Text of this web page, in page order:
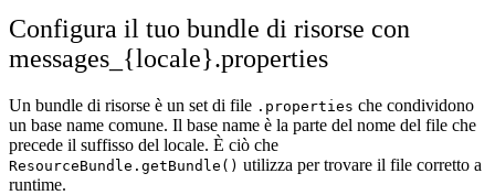
Configura il tuo bundle di risorse con
messages_{locale}.properties
Un bundle di risorse è un set di file .properties che condividono
un base name comune. Il base name è la parte del nome del file che
precede il suffisso del locale. È ciò che
ResourceBundle.getBundle() utilizza per trovare il file corretto a
runtime.